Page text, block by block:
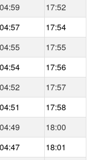
04:59
17:52
04:57
17:54
04:55
17:55
04:54
17:56
04:52
17:57
04:51
17:58
04:49
18:00
04:47
18:01